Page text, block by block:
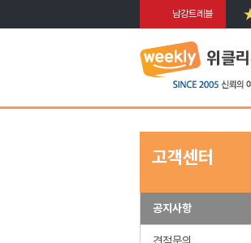
남강트레블
고객센터
공지사항